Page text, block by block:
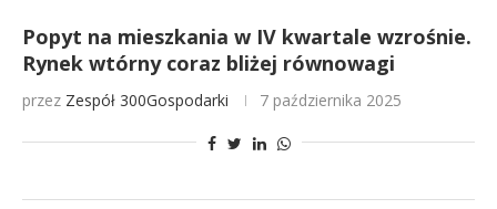
Popyt na mieszkania w IV kwartale wzrośnie.
Rynek wtórny coraz bliżej równowagi
przez Zespół 300Gospodarki 7 października 2025